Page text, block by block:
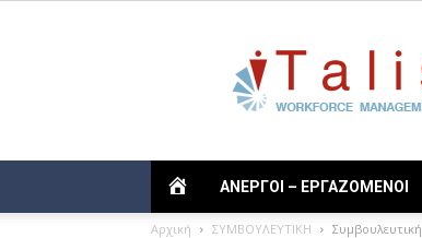
TALISΑΝΕΡΓΟΙ – ΕΡΓΑΖΟΜΕΝΟΙ
Αρχική ΣΥΜΒΟΥΛΕΥΤΙΚΗ Συμβουλευτική